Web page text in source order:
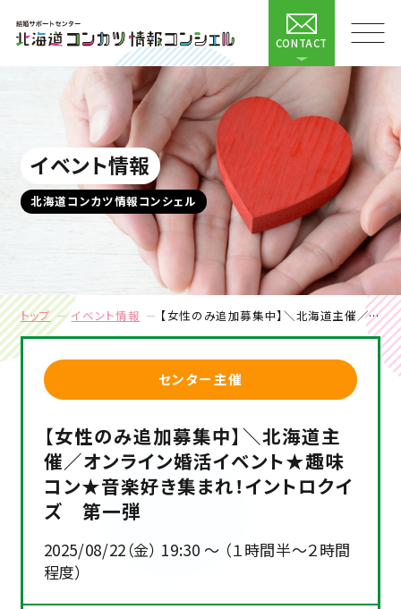
CONTACT
イベント情報
北海道コンカツ情報コンシェル
トップ イベント情報 【女性のみ追加募集中】＼北海道主催／オンライン婚活イベント★趣味コン★音楽好き集まれ！イントロクイズ 第一弾
センター主催
【女性のみ追加募集中】＼北海道主
催／オンライン婚活イベント★趣味
コン★音楽好き集まれ！イントロクイ
ズ 第一弾
2025/08/22（金） 19:30 ～ （１時間半～２時間
程度）